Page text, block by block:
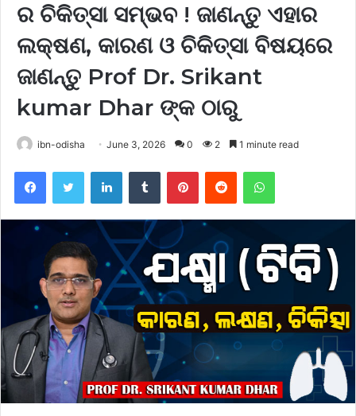
ର ଚିକିତ୍ସା ସମ୍ଭବ ! ଜାଣନ୍ତୁ ଏହାର
ଲକ୍ଷଣ, କାରଣ ଓ ଚିକିତ୍ସା ବିଷୟରେ
ଜାଣନ୍ତୁ Prof Dr. Srikant
kumar Dhar ଙ୍କ ଠାରୁ
ibn-odisha June 3, 2026 0 2 1 minute read
FacebookTwitter LinkedInTumblr PinterestReddit WhatsApp